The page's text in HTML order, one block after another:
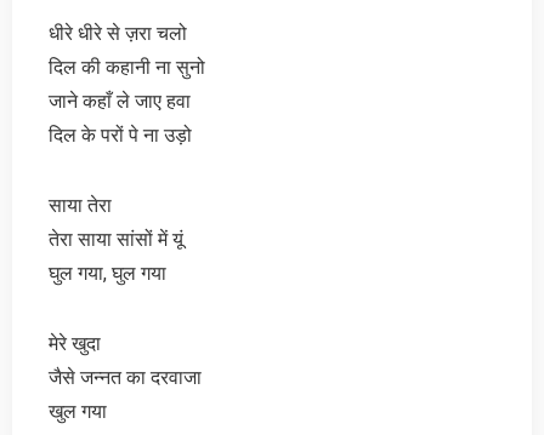
धीरे धीरे से ज़रा चलो
दिल की कहानी ना सुनो
जाने कहाँ ले जाए हवा
दिल के परों पे ना उड़ो
साया तेरा
तेरा साया सांसों में यूं
घुल गया, घुल गया
मेरे खुदा
जैसे जन्नत का दरवाजा
खुल गया